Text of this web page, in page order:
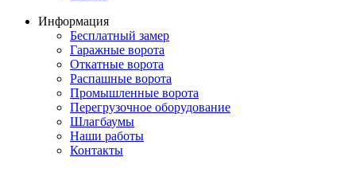
Информация
Бесплатный замер
Гаражные ворота
Откатные ворота
Распашные ворота
Промышленные ворота
Перегрузочное оборудование
Шлагбаумы
Наши работы
Контакты